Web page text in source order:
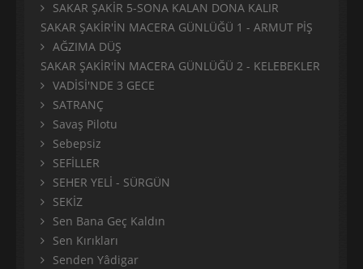
SAKAR ŞAKİR 5-SONA KALAN DONA KALIR
SAKAR ŞAKİR'İN MACERA GÜNLÜĞÜ 1 - ARMUT PİŞ
AĞZIMA DÜŞ
SAKAR ŞAKİR'İN MACERA GÜNLÜĞÜ 2 - KELEBEKLER
VADİSİ'NDE 3 GECE
SATRANÇ
Savaş Pilotu
Sebepsiz
SEFİLLER
SEHER YELİ - SÜRGÜN
SEKİZ
Sen Bana Geç Kaldın
Sen Kırıkları
Senden Yâdigar